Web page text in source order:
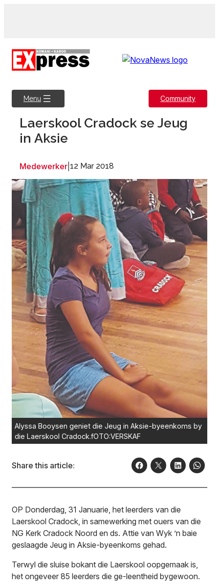
Menu Community
Laerskool Cradock se Jeug
in Aksie
Medewerker 12 Mar 2018
Alyssa Booysen geniet die Jeug in Aksie-byeenkoms by
die Laerskool Cradock.fOTO:VERSKAF
Share this article:
OP Donderdag, 31 Januarie, het leerders van die
Laerskool Cradock, in samewerking met ouers van die
NG Kerk Cradock Noord en ds. Attie van Wyk ’n baie
geslaagde Jeug in Aksie-byeenkoms gehad.
Terwyl die sluise bokant die Laerskool oopgemaak is,
het ongeveer 85 leerders die ge-leentheid bygewoon.